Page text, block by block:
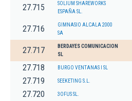
27.715
SOLIUM SHAREWORKS
ESPAÑA SL.
27.716
GIMNASIO ALCALA 2000
SA
27.717
BERDAYES COMUNICACION
SL
27.718 BURGO VENTANAS I SL
27.719 SEEKETING S.L.
27.720 3OFUS SL.